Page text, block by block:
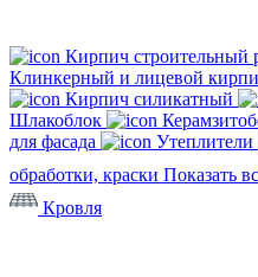
Кирпич строительный
Клинкерный и лицевой
Кирпич силикатный
Шлакоблок
для фасада
Утеплители
обработки, краски Показать
Кровля